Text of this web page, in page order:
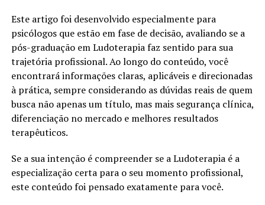
Este artigo foi desenvolvido especialmente para
psicólogos que estão em fase de decisão, avaliando se a
pós-graduação em Ludoterapia faz sentido para sua
trajetória profissional. Ao longo do conteúdo, você
encontrará informações claras, aplicáveis e direcionadas
à prática, sempre considerando as dúvidas reais de quem
busca não apenas um título, mas mais segurança clínica,
diferenciação no mercado e melhores resultados
terapêuticos.
Se a sua intenção é compreender se a Ludoterapia é a
especialização certa para o seu momento profissional,
este conteúdo foi pensado exatamente para você.